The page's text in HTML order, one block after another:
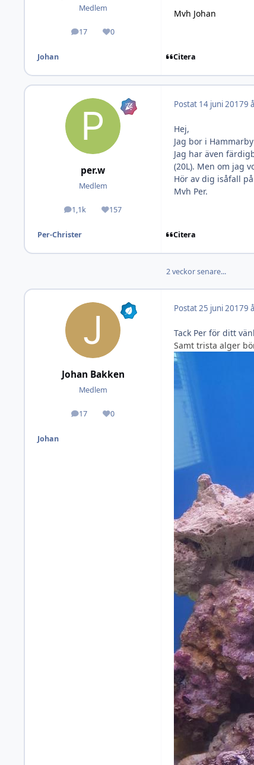
Medlem
17
Inlägg 0
Omdöme
Johan
Mvh Johan
Citera
per.w
Medlem
1,1k
Inlägg 157
Omdöme
Per-Christer
Postat 14 juni 20179
Hej,
Jag bor i
Jag har även
(20L). Men om jag
Hör av dig isåfall
Mvh Per.
Citera
2 veckor senare...
Johan Bakken
Medlem
17
Inlägg 0
Omdöme
Johan
Postat25 juni 20179
Tack Per för ditt
Samt trista alger